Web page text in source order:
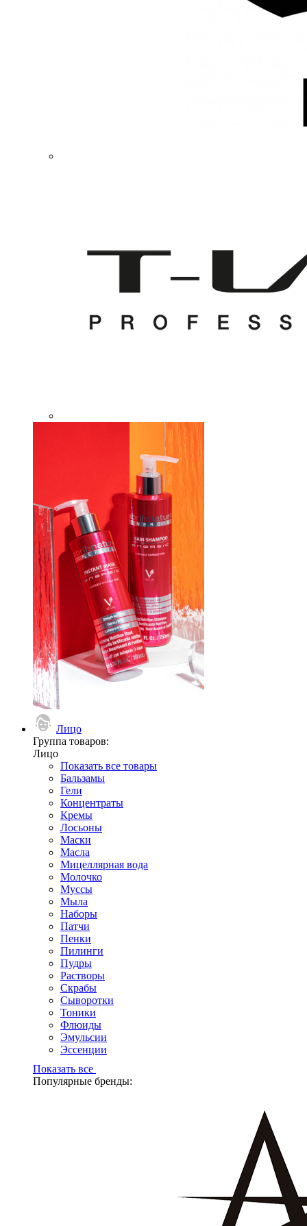
Лицо
Группа товаров:
Лицо
Показать все товары
Бальзамы
Гели
Концентраты
Кремы
Лосьоны
Маски
Масла
Мицеллярная вода
Молочко
Муссы
Мыла
Наборы
Патчи
Пенки
Пилинги
Пудры
Растворы
Скрабы
Сыворотки
Тоники
Флюиды
Эмульсии
Эссенции
Показать все
Популярные бренды: